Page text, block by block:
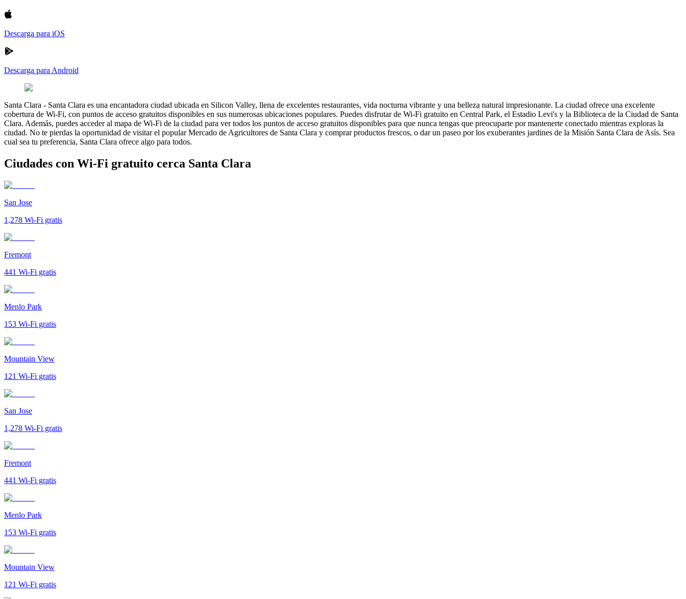
Descarga para iOS
Descarga para Android
Santa Clara - Santa Clara es una encantadora ciudad ubicada en Silicon Valley, llena de excelentes restaurantes, vida nocturna vibrante y una belleza natural impresionante. La ciudad ofrece una excelente
cobertura de Wi-Fi, con puntos de acceso gratuitos disponibles en sus numerosas ubicaciones populares. Puedes disfrutar de Wi-Fi gratuito en Central Park, el Estadio Levi's y la Biblioteca de la Ciudad de Santa
Clara. Además, puedes acceder al mapa de Wi-Fi de la ciudad para ver todos los puntos de acceso gratuitos disponibles para que nunca tengas que preocuparte por mantenerte conectado mientras exploras la
ciudad. No te pierdas la oportunidad de visitar el popular Mercado de Agricultores de Santa Clara y comprar productos frescos, o dar un paseo por los exuberantes jardines de la Misión Santa Clara de Asís. Sea
cual sea tu preferencia, Santa Clara ofrece algo para todos.
Ciudades con Wi-Fi gratuito cerca Santa Clara
San Jose
1,278 Wi-Fi gratis
Fremont
441 Wi-Fi gratis
Menlo Park
153 Wi-Fi gratis
Mountain View
121 Wi-Fi gratis
San Jose
1,278 Wi-Fi gratis
Fremont
441 Wi-Fi gratis
Menlo Park
153 Wi-Fi gratis
Mountain View
121 Wi-Fi gratis